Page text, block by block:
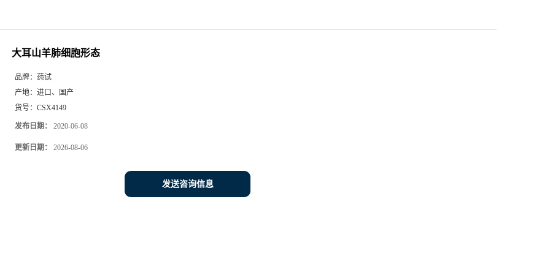
大耳山羊肺细胞形态
品牌： 莼试
产地： 进口、国产
货号： CSX4149
发布日期： 2020-06-08
更新日期： 2026-08-06
发送咨询信息